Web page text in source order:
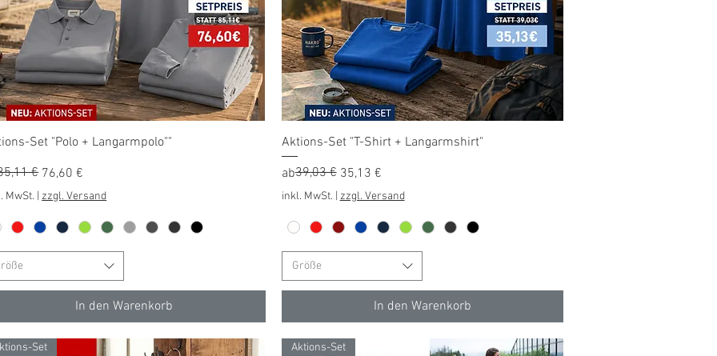
Schnellansicht
Set "Polo + Langarmpolo""
€ 76,60 €
Preis
MwSt. |zzgl. Versand
In den Warenkorb
Schnellansicht
Aktions-Set "T-Shirt + Langarmshirt"
ab
Standardpreis
39,03 € 35,13 €
Sale-Preis
inkl. MwSt. zzgl. Versand
Größe
In den Warenkorb
Set Aktions-Set